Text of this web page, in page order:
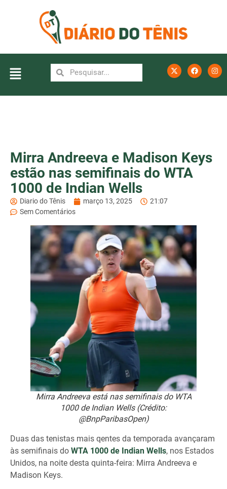
Mirra Andreeva e Madison Keys
estão nas semifinais do WTA
1000 de Indian Wells
Diario do Tênis março 13, 2025
21:07
Sem Comentários
Mirra Andreeva está nas semifinais do WTA
1000 de Indian Wells (Crédito:
@BnpParibasOpen)
Duas das tenistas mais qentes da temporada avançaram
às semifinais do WTA 1000 de Indian Wells, nos Estados
Unidos, na noite desta quinta-feira: Mirra Andreeva e
Madison Keys.